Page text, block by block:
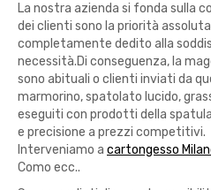
La nostra azienda si fonda sulla
dei clienti sono la priorità
completamente dedito alla
necessità.Di conseguenza, la
sono abituali o clienti inviati da
marmorino, spatolato lucido,
eseguiti con prodotti della
e precisione a prezzi competitivi.
Interveniamo a cartongesso
Como ecc..